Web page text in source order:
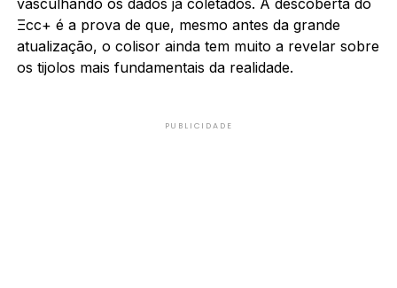
Ξcc+ é a prova de que, mesmo antes da grande
atualização, o colisor ainda tem muito a revelar sobre
os tijolos mais fundamentais da realidade.
PUBLICIDADE